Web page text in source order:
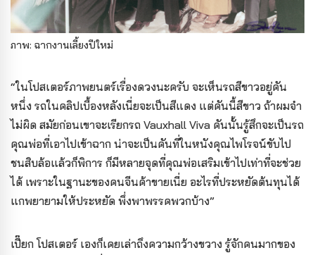
ภาพ: ฉากงานเลี้ยงปีใหม่
“ในโปสเตอร์ภาพยนตร์เรื่องดวงนะครับ จะเห็นรถสีขาวอยู่คัน
หนึ่ง รถในคลิปเบื้องหลังเนี่ยจะเป็นสีแดง แต่คันนี้สีขาว ถ้าผมจำ
ไม่ผิด สมัยก่อนเขาจะเรียกรถ Vauxhall Viva คันนั้นรู้สึกจะเป็นรถ
คุณพ่อที่เอาไปเข้าฉาก น่าจะเป็นคันที่ในหนังคุณไพโรจน์ขับไป
ชนสิบล้อแล้วก็พิการ ก็มีหลายจุดที่คุณพ่อเสริมเข้าไปเท่าที่จะช่วย
ได้ เพราะในฐานะของคนจีนค้าขายเนี่ย อะไรที่ประหยัดต้นทุนได้
แกพยายามให้ประหยัด พึ่งพาพรรคพวกบ้าง”
เปี๊ยก โปสเตอร์ เองก็เคยเล่าถึงความกว้างขวาง รู้จักคนมากของ